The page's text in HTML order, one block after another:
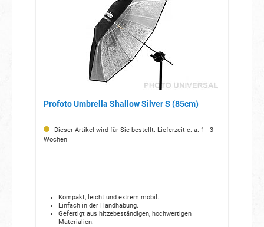
Profoto Umbrella Shallow Silver S (85cm)
Dieser Artikel wird für Sie bestellt. Lieferzeit c. a. 1 - 3
Wochen
Kompakt, leicht und extrem mobil.
Einfach in der Handhabung.
Gefertigt aus hitzebeständigen, hochwertigen
Materialien.